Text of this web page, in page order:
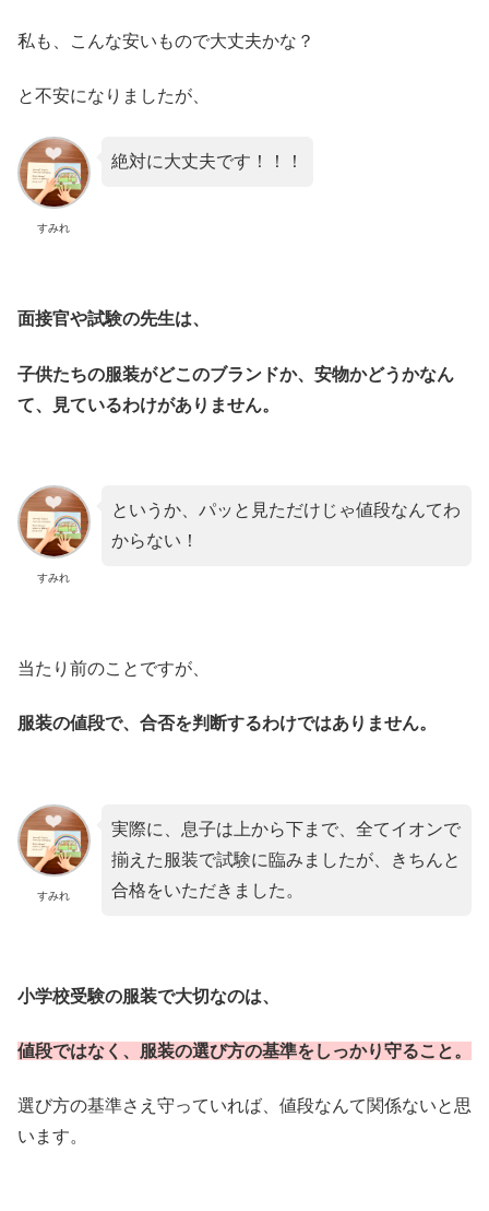
私も、こんな安いもので大丈夫かな？
と不安になりましたが、
すみれ
絶対に大丈夫です！！！
面接官や試験の先生は、
子供たちの服装がどこのブランドか、安物かどうかなん
て、見ているわけがありません。
すみれ
というか、パッと見ただけじゃ値段なんてわ
からない！
当たり前のことですが、
服装の値段で、合否を判断するわけではありません。
すみれ
実際に、息子は上から下まで、全てイオンで
揃えた服装で試験に臨みましたが、きちんと
合格をいただきました。
小学校受験の服装で大切なのは、
値段ではなく、服装の選び方の基準をしっかり守ること。
選び方の基準さえ守っていれば、値段なんて関係ないと思
います。